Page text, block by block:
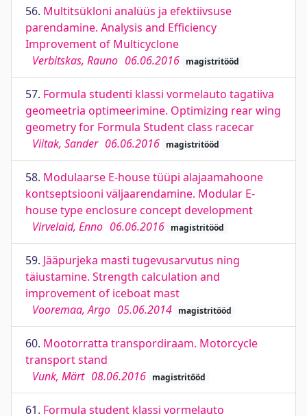
56. Multitsükloni analüüs ja efektiivsuse
parendamine. Analysis and Efficiency
Improvement of Multicyclone
Verbitskas, Rauno 06.06.2016 magistritööd
57. Formula studenti klassi vormelauto tagatiiva
geomeetria optimeerimine. Optimizing rear wing
geometry for Formula Student class racecar
Viitak, Sander 06.06.2016 magistritööd
58. Modulaarse E-house tüüpi alajaamahoone
kontseptsiooni väljaarendamine. Modular E-
house type enclosure concept development
Virvelaid, Enno 06.06.2016 magistritööd
59. Jääpurjeka masti tugevusarvutus ning
täiustamine. Strength calculation and
improvement of iceboat mast
Vooremaa, Argo 05.06.2014 magistritööd
60. Mootorratta transpordiraam. Motorcycle
transport stand
Vunk, Märt 08.06.2016 magistritööd
61. Formula student klassi vormelauto